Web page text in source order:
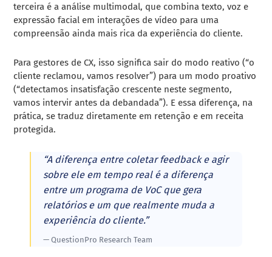
terceira é a análise multimodal, que combina texto, voz e
expressão facial em interações de vídeo para uma
compreensão ainda mais rica da experiência do cliente.
Para gestores de CX, isso significa sair do modo reativo (“o
cliente reclamou, vamos resolver”) para um modo proativo
(“detectamos insatisfação crescente neste segmento,
vamos intervir antes da debandada”). E essa diferença, na
prática, se traduz diretamente em retenção e em receita
protegida.
“A diferença entre coletar feedback e agir
sobre ele em tempo real é a diferença
entre um programa de VoC que gera
relatórios e um que realmente muda a
experiência do cliente.”
— QuestionPro Research Team